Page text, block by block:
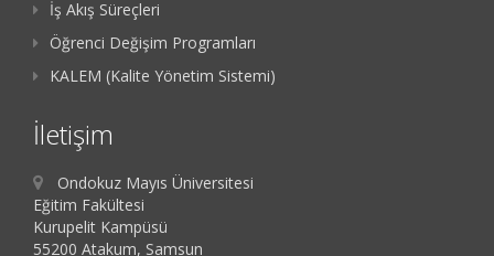
İş Akış Süreçleri
Öğrenci Değişim Programları
KALEM (Kalite Yönetim Sistemi)
İletişim
Ondokuz Mayıs Üniversitesi
Eğitim Fakültesi
Kurupelit Kampüsü
55200 Atakum, Samsun